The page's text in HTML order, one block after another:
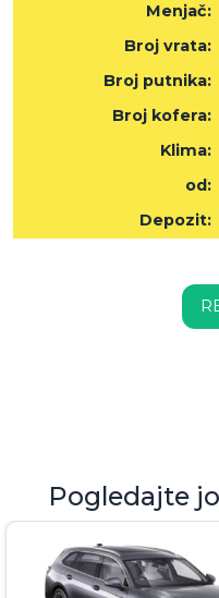
Menjač:
Broj vrata:
Broj putnika:
Broj kofera:
Klima:
od:
Depozit:
Pogledajte